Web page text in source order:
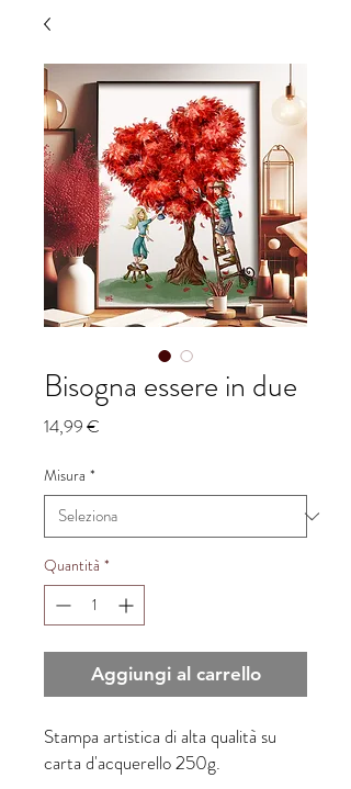
Bisogna essere in due
14,99 €
Misura *
Quantità *
Aggiungi al carrello
Stampa artistica di alta qualità su
carta d'acquerello 250g.